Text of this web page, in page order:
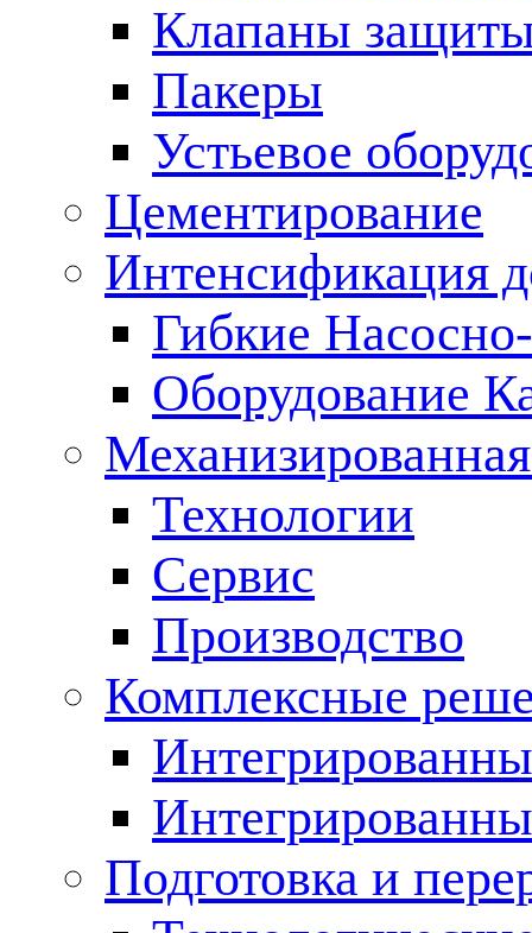
Клапаны
Пакеры
Устьевое
Цементирование
Интенсификация
Гибкие
Оборудование
Технологии
Сервис
Производство
Комплексные
Подготовка и